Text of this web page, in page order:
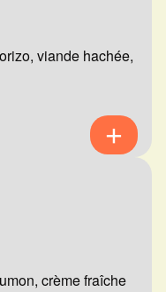
viande hachée,
crème fraîche